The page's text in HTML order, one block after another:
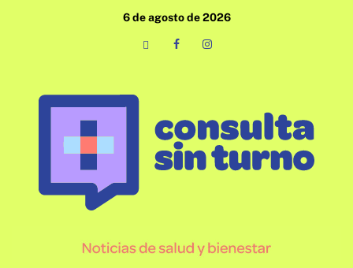
6 de agosto de 2026